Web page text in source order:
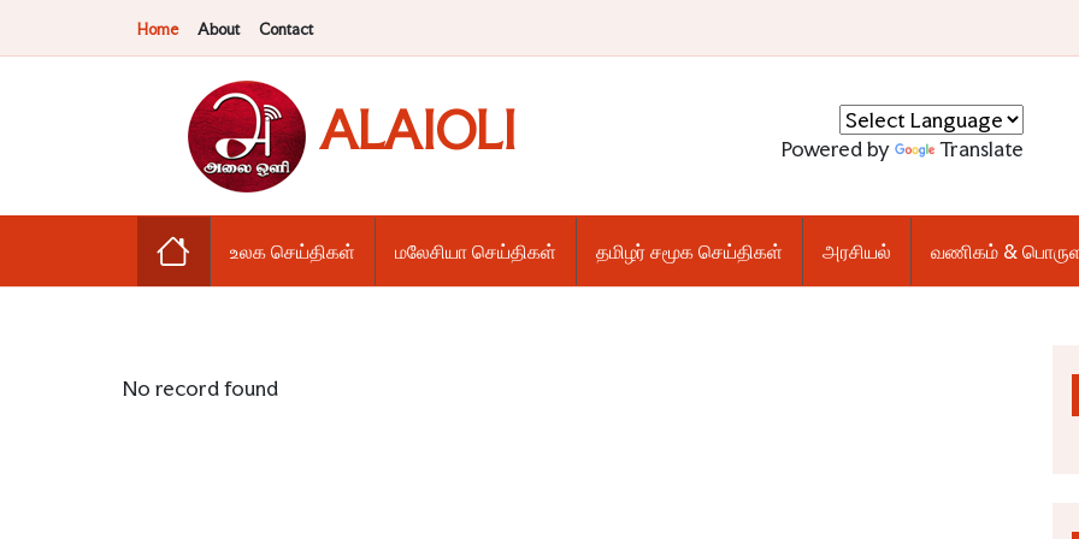
Home About Contact
ALAIOLI Powered by Translate
உலக செய்திகள் மலேசியா செய்திகள் தமிழர் சமூக செய்திகள் அரசியல் வணிகம் &
No record found